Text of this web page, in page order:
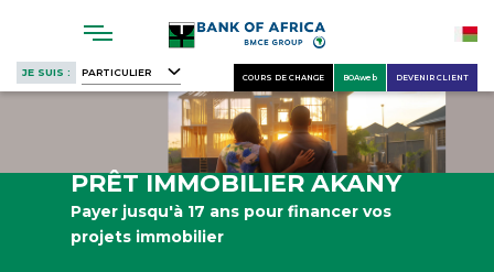
main
content
JE SUIS : PARTICULIER DEVENIR CLIENT
BOAweb
COURS DE CHANGE
PRÊT IMMOBILIER AKANY
Payer jusqu'à 17 ans pour financer vos
projets immobilier